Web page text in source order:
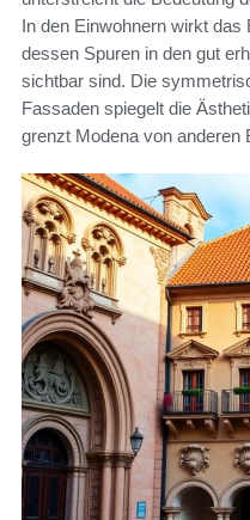
In den Einwohnern wirkt
dessen Spuren in den gut
sichtbar sind. Die
Fassaden spiegelt die
grenzt Modena von anderen